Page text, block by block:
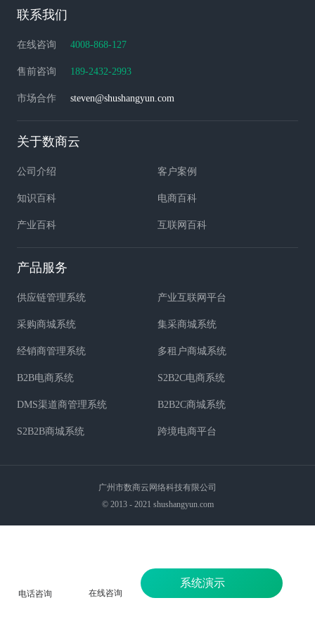
联系我们
在线咨询 4008-868-127
售前咨询 189-2432-2993
市场合作 steven@shushangyun.com
关于数商云
公司介绍 客户案例
知识百科 电商百科
产业百科 互联网百科
产品服务
供应链管理系统 产业互联网平台
采购商城系统 集采商城系统
经销商管理系统 多租户商城系统
B2B电商系统 S2B2C电商系统
DMS渠道商管理系统 B2B2C商城系统
S2B2B商城系统 跨境电商平台
广州市数商云网络科技有限公司
© 2013 - 2021 shushangyun.com
电话咨询 在线咨询
系统演示